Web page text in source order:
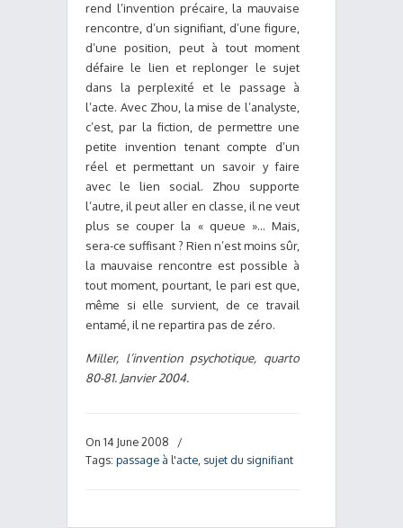
rend l’invention précaire, la mauvaise
rencontre, d’un signifiant, d’une figure,
d’une position, peut à tout moment
défaire le lien et replonger le sujet
dans la perplexité et le passage à
l’acte. Avec Zhou, la mise de l’analyste,
c’est, par la fiction, de permettre une
petite invention tenant compte d’un
réel et permettant un savoir y faire
avec le lien social. Zhou supporte
l’autre, il peut aller en classe, il ne veut
plus se couper la « queue »… Mais,
sera-ce suffisant ? Rien n’est moins sûr,
la mauvaise rencontre est possible à
tout moment, pourtant, le pari est que,
même si elle survient, de ce travail
entamé, il ne repartira pas de zéro.
Miller, l’invention psychotique, quarto
80-81. Janvier 2004.
On 14 June 2008
/
Tags: passage à l'acte sujet du signifiant